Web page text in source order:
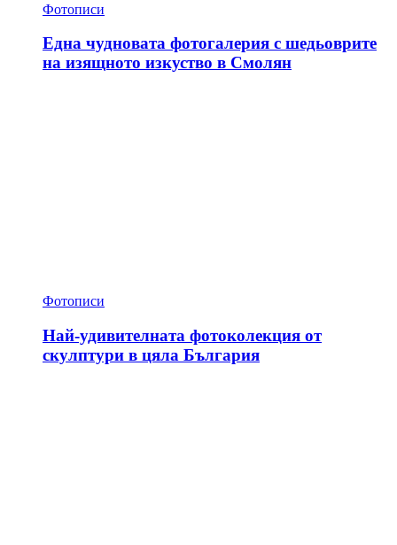
Фотописи
Една чудновата фотогалерия с шедьоврите
на изящното изкуство в Смолян
Фотописи
Най-удивителната фотоколекция от
скулптури в цяла България